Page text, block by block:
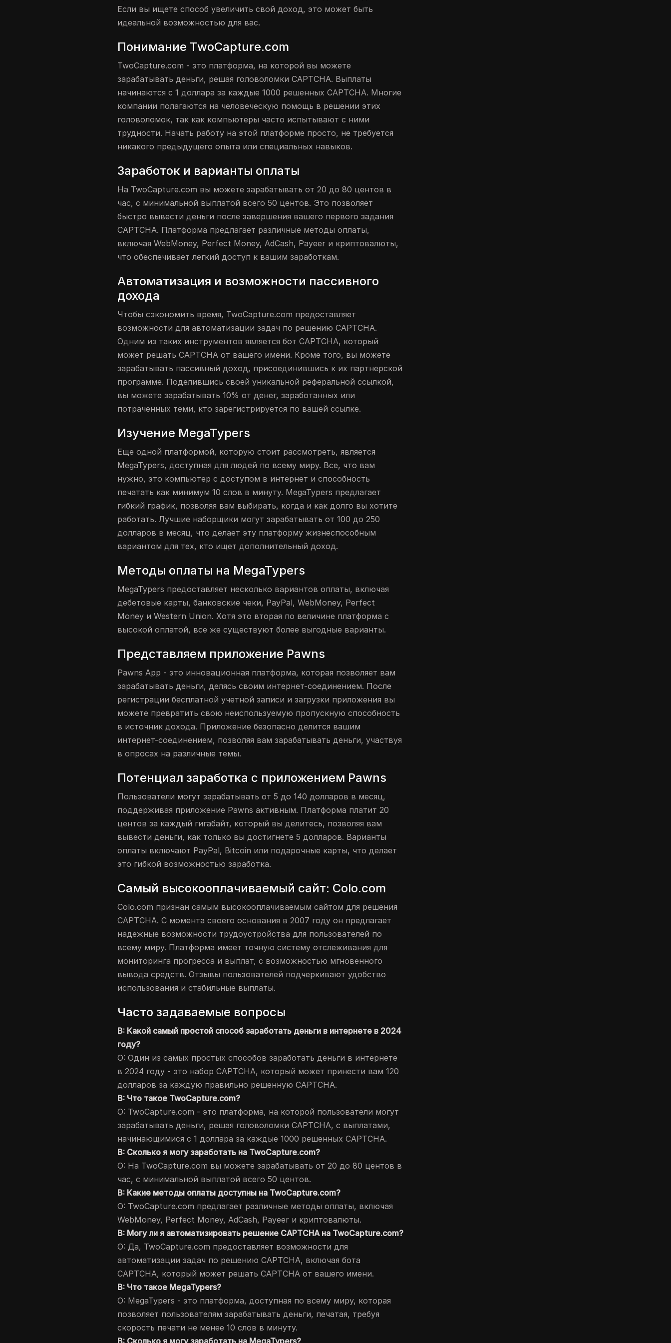
Если вы ищете способ увеличить свой доход, это может быть
идеальной возможностью для вас.
Понимание TwoCapture.com
TwoCapture.com - это платформа, на которой вы можете
зарабатывать деньги, решая головоломки CAPTCHA. Выплаты
начинаются с 1 доллара за каждые 1000 решенных CAPTCHA. Многие
компании полагаются на человеческую помощь в решении этих
головоломок, так как компьютеры часто испытывают с ними
трудности. Начать работу на этой платформе просто, не требуется
никакого предыдущего опыта или специальных навыков.
Заработок и варианты оплаты
На TwoCapture.com вы можете зарабатывать от 20 до 80 центов в
час, с минимальной выплатой всего 50 центов. Это позволяет
быстро вывести деньги после завершения вашего первого задания
CAPTCHA. Платформа предлагает различные методы оплаты,
включая WebMoney, Perfect Money, AdCash, Payeer и криптовалюты,
что обеспечивает легкий доступ к вашим заработкам.
Автоматизация и возможности пассивного
дохода
Чтобы сэкономить время, TwoCapture.com предоставляет
возможности для автоматизации задач по решению CAPTCHA.
Одним из таких инструментов является бот CAPTCHA, который
может решать CAPTCHA от вашего имени. Кроме того, вы можете
зарабатывать пассивный доход, присоединившись к их партнерской
программе. Поделившись своей уникальной реферальной ссылкой,
вы можете зарабатывать 10% от денег, заработанных или
потраченных теми, кто зарегистрируется по вашей ссылке.
Изучение MegaTypers
Еще одной платформой, которую стоит рассмотреть, является
MegaTypers, доступная для людей по всему миру. Все, что вам
нужно, это компьютер с доступом в интернет и способность
печатать как минимум 10 слов в минуту. MegaTypers предлагает
гибкий график, позволяя вам выбирать, когда и как долго вы хотите
работать. Лучшие наборщики могут зарабатывать от 100 до 250
долларов в месяц, что делает эту платформу жизнеспособным
вариантом для тех, кто ищет дополнительный доход.
Методы оплаты на MegaTypers
MegaTypers предоставляет несколько вариантов оплаты, включая
дебетовые карты, банковские чеки, PayPal, WebMoney, Perfect
Money и Western Union. Хотя это вторая по величине платформа с
высокой оплатой, все же существуют более выгодные варианты.
Представляем приложение Pawns
Pawns App - это инновационная платформа, которая позволяет вам
зарабатывать деньги, делясь своим интернет-соединением. После
регистрации бесплатной учетной записи и загрузки приложения вы
можете превратить свою неиспользуемую пропускную способность
в источник дохода. Приложение безопасно делится вашим
интернет-соединением, позволяя вам зарабатывать деньги, участвуя
в опросах на различные темы.
Потенциал заработка с приложением Pawns
Пользователи могут зарабатывать от 5 до 140 долларов в месяц,
поддерживая приложение Pawns активным. Платформа платит 20
центов за каждый гигабайт, который вы делитесь, позволяя вам
вывести деньги, как только вы достигнете 5 долларов. Варианты
оплаты включают PayPal, Bitcoin или подарочные карты, что делает
это гибкой возможностью заработка.
Самый высокооплачиваемый сайт: Colo.com
Colo.com признан самым высокооплачиваемым сайтом для решения
CAPTCHA. С момента своего основания в 2007 году он предлагает
надежные возможности трудоустройства для пользователей по
всему миру. Платформа имеет точную систему отслеживания для
мониторинга прогресса и выплат, с возможностью мгновенного
вывода средств. Отзывы пользователей подчеркивают удобство
использования и стабильные выплаты.
Часто задаваемые вопросы
В: Какой самый простой способ заработать деньги в интернете в 2024
году?
О: Один из самых простых способов заработать деньги в интернете
в 2024 году - это набор CAPTCHA, который может принести вам 120
долларов за каждую правильно решенную CAPTCHA.
В: Что такое TwoCapture.com?
О: TwoCapture.com - это платформа, на которой пользователи могут
зарабатывать деньги, решая головоломки CAPTCHA, с выплатами,
начинающимися с 1 доллара за каждые 1000 решенных CAPTCHA.
В: Сколько я могу заработать на TwoCapture.com?
О: На TwoCapture.com вы можете зарабатывать от 20 до 80 центов в
час, с минимальной выплатой всего 50 центов.
В: Какие методы оплаты доступны на TwoCapture.com?
О: TwoCapture.com предлагает различные методы оплаты, включая
WebMoney, Perfect Money, AdCash, Payeer и криптовалюты.
В: Могу ли я автоматизировать решение CAPTCHA на TwoCapture.com?
О: Да, TwoCapture.com предоставляет возможности для
автоматизации задач по решению CAPTCHA, включая бота
CAPTCHA, который может решать CAPTCHA от вашего имени.
В: Что такое MegaTypers?
О: MegaTypers - это платформа, доступная по всему миру, которая
позволяет пользователям зарабатывать деньги, печатая, требуя
скорость печати не менее 10 слов в минуту.
В: Сколько я могу заработать на MegaTypers?